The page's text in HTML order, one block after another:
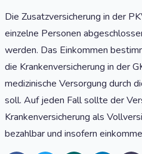
Die Zusatzversicherung in der
einzelne Personen
werden. Das Einkommen
die Krankenversicherung in der
medizinische Versorgung durch
soll. Auf jeden Fall sollte der
Krankenversicherung als
bezahlbar und insofern